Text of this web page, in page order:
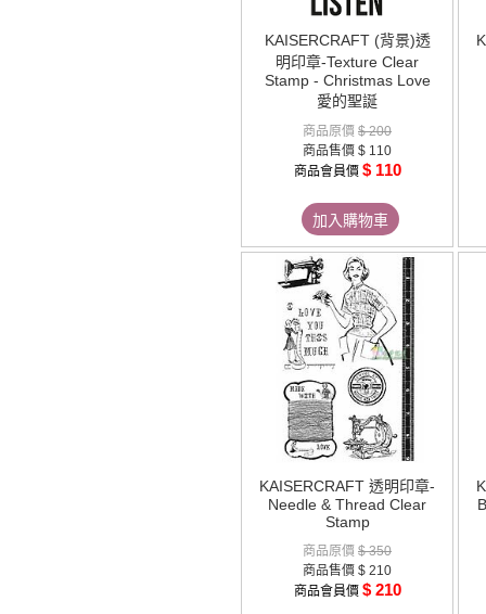
KAISERCRAFT (背景)透
明印章-Texture Clear
Stamp - Christmas Love
愛的聖誕
商品原價 $ 200
商品售價 $ 110
商品會員價 $ 110
加入購物車
KAISERCRAFT 透明印章-
Needle & Thread Clear
Stamp
商品原價 $ 350
商品售價 $ 210
商品會員價 $ 210